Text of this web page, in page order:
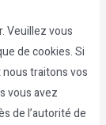
Veuillez vous
de cookies. Si
traitons vos
vous avez
de l’autorité de